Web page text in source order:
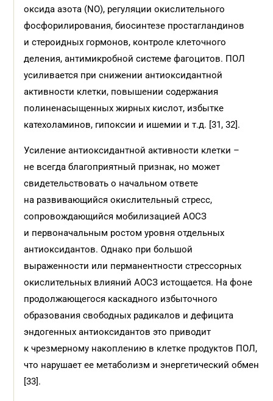
оксида азота (NO), регуляции окислительного
фосфорилирования, биосинтезе простагландинов
и стероидных гормонов, контроле клеточного
деления, антимикробной системе фагоцитов. ПОЛ
усиливается при снижении антиоксидантной
активности клетки, повышении содержания
полиненасыщенных жирных кислот, избытке
катехоламинов, гипоксии и ишемии и т.д. [31, 32].
Усиление антиоксидантной активности клетки –
не всегда благоприятный признак, но может
свидетельствовать о начальном ответе
на развивающийся окислительный стресс,
сопровождающийся мобилизацией АОСЗ
и первоначальным ростом уровня отдельных
антиоксидантов. Однако при большой
выраженности или перманентности стрессорных
окислительных влияний АОСЗ истощается. На фоне
продолжающегося каскадного избыточного
образования свободных радикалов и дефицита
эндогенных антиоксидантов это приводит
к чрезмерному накоплению в клетке продуктов ПОЛ,
что нарушает ее метаболизм и энергетический обмен
[33].